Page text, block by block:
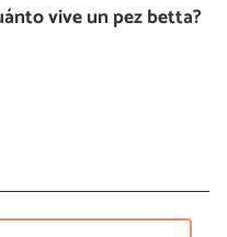
vive un pez betta?